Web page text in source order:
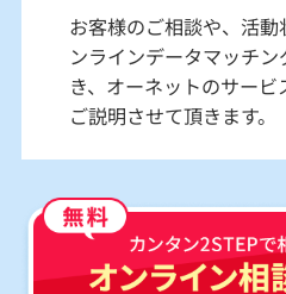
お客様のご相談や、活
ンラインデータマッチ
き、オーネットのサー
ご説明させて頂きます。